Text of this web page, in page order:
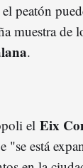
peatón
muestra de
.
el Eix
"se está